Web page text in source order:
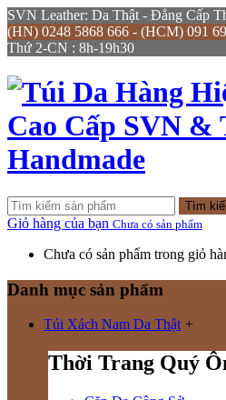
SVN Leather: Da Thật - Đẳng Cấp
(HN) 0248 5868 666 - (HCM) 091
Thứ 2-CN : 8h-19h30
Tìm
Giỏ hàng của bạn Chưa có sản phẩm
Chưa có sản phẩm trong giỏ
Danh mục sản phẩm
Túi Xách Nam Da Thật +
Thời Trang Quý